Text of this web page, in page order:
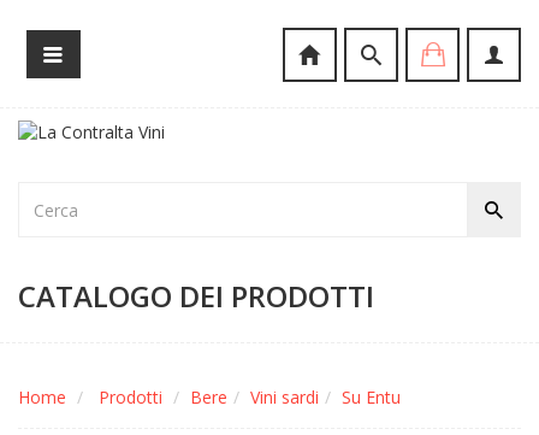
CATALOGO DEI PRODOTTI
Home Prodotti Bere Vini sardi Su Entu